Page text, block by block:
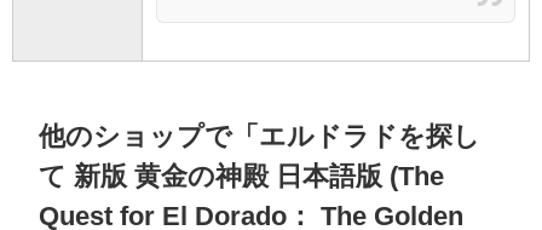
他のショップで「エルドラドを探し
て 新版 黄金の神殿 日本語版 (The
Quest for El Dorado： The Golden